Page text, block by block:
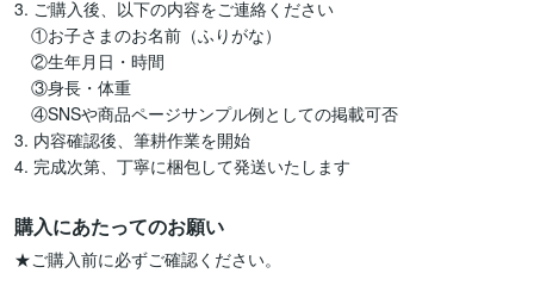
3. ご購入後、以下の内容をご連絡ください
①お子さまのお名前（ふりがな）
②生年月日・時間
③身長・体重
④SNSや商品ページサンプル例としての掲載可否
3. 内容確認後、筆耕作業を開始
4. 完成次第、丁寧に梱包して発送いたします
購入にあたってのお願い
★ご購入前に必ずご確認ください。